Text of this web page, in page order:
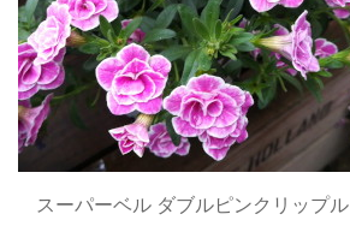
スーパーベル ダブルピンクリップル